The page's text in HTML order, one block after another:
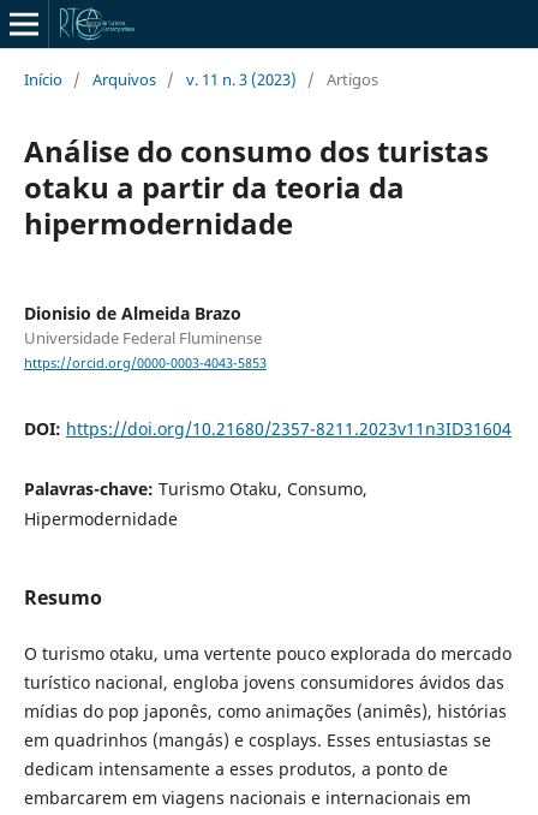
Início / Arquivos / v. 11 n. 3 (2023) / Artigos
Análise do consumo dos turistas
otaku a partir da teoria da
hipermodernidade
Dionisio de Almeida Brazo
Universidade Federal Fluminense
https://orcid.org/0000-0003-4043-5853
DOI: https://doi.org/10.21680/2357-8211.2023v11n3ID31604
Palavras-chave: Turismo Otaku, Consumo,
Hipermodernidade
Resumo
O turismo otaku, uma vertente pouco explorada do mercado
turístico nacional, engloba jovens consumidores ávidos das
mídias do pop japonês, como animações (animês), histórias
em quadrinhos (mangás) e cosplays. Esses entusiastas se
dedicam intensamente a esses produtos, a ponto de
embarcarem em viagens nacionais e internacionais em